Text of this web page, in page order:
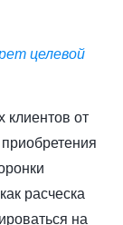
целевой
клиентов от
расческа
на